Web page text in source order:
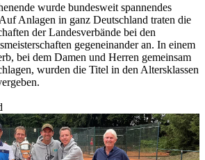
wurde bundesweit spannendes
Anlagen in ganz Deutschland traten die
der Landesverbände bei den
gegeneinander an. In einem
bei dem Damen und Herren gemeinsam
wurden die Titel in den Altersklassen